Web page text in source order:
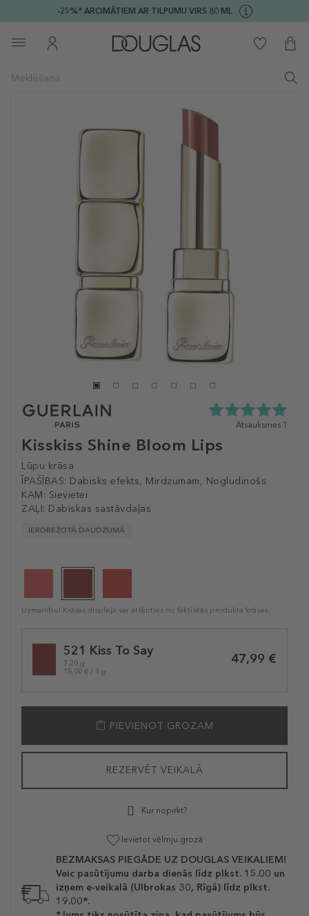
-25%* AROMĀTIEM AR TILPUMU VIRS 80 ML
Kisskiss Shine Bloom Lips
Lūpu krāsa
ĪPAŠĪBAS: Dabisks efekts, Mirdzumam, Nogludinošs
KAM: Sievietei
ZAĻI: Dabiskas sastāvdaļas
IEROBEŽOTĀ DAUDZUMĀ
5.0
1
Atsauksmes 1
Uzmanību! Krāsas displejā var atšķirties no faktiskās produkta krāsas.
variation521 Kiss To Say
3.20 g
15,00 € / 1 g
47,99 €
PIEVIENOT GROZAM
REZERVĒT VEIKALĀ
Kur nopirkt?
Ievietot vēlmju grozā
BEZMAKSAS PIEGĀDE UZ DOUGLAS VEIKALIEM!
Veic pasūtījumu darba dienās līdz plkst. 15.00 un
izņem e-veikalā (Ulbrokas 30, Rīgā) līdz plkst.
19.00*.